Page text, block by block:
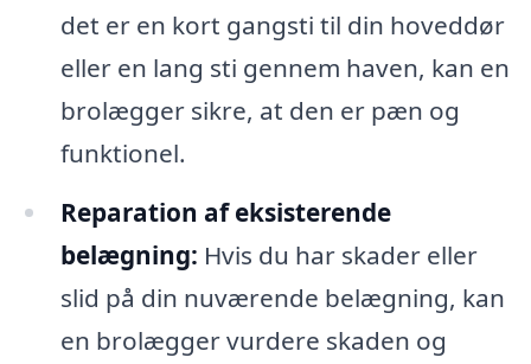
det er en kort gangsti til din hoveddør
eller en lang sti gennem haven, kan en
brolægger sikre, at den er pæn og
funktionel.
Reparation af eksisterende
belægning: Hvis du har skader eller
slid på din nuværende belægning, kan
en brolægger vurdere skaden og